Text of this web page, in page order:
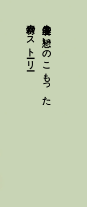
生産者の想いのこもった
素材のストーリー